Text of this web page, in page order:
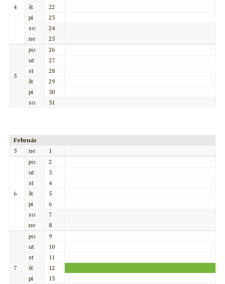
4
št
22
pi
23
so
24
ne
25
5
po
26
ut
27
st
28
št
29
pi
30
so
31
Február
5
ne 1
6
po
2
ut
3
st
4
št
5
pi
6
so
7
ne
8
7
po
9
ut
10
st
11
št
12
pi
13